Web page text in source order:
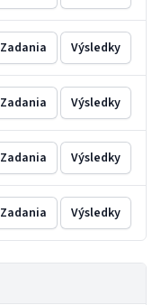
Zadania Výsledky
Zadania Výsledky
Zadania Výsledky
Zadania Výsledky